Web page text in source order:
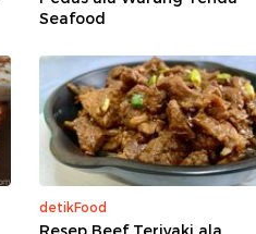
Seafood
detikFood